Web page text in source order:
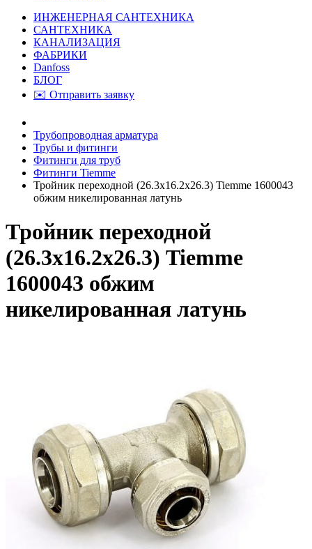
ИНЖЕНЕРНАЯ САНТЕХНИКА
САНТЕХНИКА
КАНАЛИЗАЦИЯ
ФАБРИКИ
Danfoss
БЛОГ
✉️ Отправить заявку
Трубопроводная арматура
Трубы и фитинги
Фитинги для труб
Фитинги Tiemme
Тройник переходной (26.3х16.2х26.3) Tiemme 1600043
обжим никелированная латунь
Тройник переходной
(26.3х16.2х26.3) Tiemme
1600043 обжим
никелированная латунь